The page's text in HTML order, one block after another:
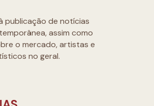
publicação de notícias
assim como
o mercado, artistas e
no geral.